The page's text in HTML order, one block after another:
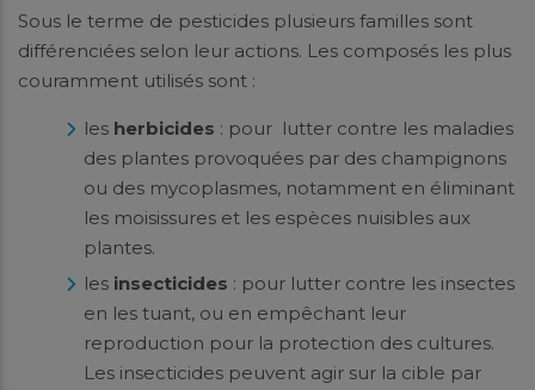
Sous le terme de pesticides plusieurs familles sont
différenciées selon leur actions. Les composés les plus
couramment utilisés sont :
les herbicides : pour lutter contre les maladies
des plantes provoquées par des champignons
ou des mycoplasmes, notamment en éliminant
les moisissures et les espèces nuisibles aux
plantes.
les insecticides : pour lutter contre les insectes
en les tuant, ou en empêchant leur
reproduction pour la protection des cultures.
Les insecticides peuvent agir sur la cible par